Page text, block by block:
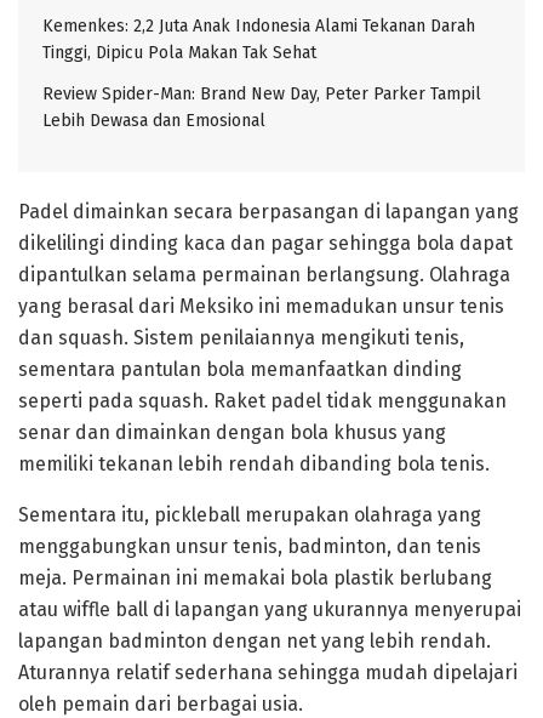
Kemenkes: 2,2 Juta Anak Indonesia Alami Tekanan Darah
Tinggi, Dipicu Pola Makan Tak Sehat
Review Spider-Man: Brand New Day, Peter Parker Tampil
Lebih Dewasa dan Emosional
Padel dimainkan secara berpasangan di lapangan yang
dikelilingi dinding kaca dan pagar sehingga bola dapat
dipantulkan selama permainan berlangsung. Olahraga
yang berasal dari Meksiko ini memadukan unsur tenis
dan squash. Sistem penilaiannya mengikuti tenis,
sementara pantulan bola memanfaatkan dinding
seperti pada squash. Raket padel tidak menggunakan
senar dan dimainkan dengan bola khusus yang
memiliki tekanan lebih rendah dibanding bola tenis.
Sementara itu, pickleball merupakan olahraga yang
menggabungkan unsur tenis, badminton, dan tenis
meja. Permainan ini memakai bola plastik berlubang
atau wiffle ball di lapangan yang ukurannya menyerupai
lapangan badminton dengan net yang lebih rendah.
Aturannya relatif sederhana sehingga mudah dipelajari
oleh pemain dari berbagai usia.